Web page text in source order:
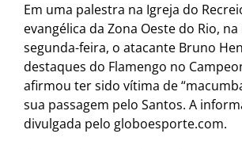
Em uma palestra na Igreja do
evangélica da Zona Oeste do Rio,
segunda-feira, o atacante Bruno
destaques do Flamengo no
afirmou ter sido vítima de
sua passagem pelo Santos. A
divulgada pelo globoesporte.com.